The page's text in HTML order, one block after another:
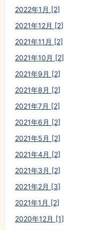
2022年1月 [2]
2021年12月 [2]
2021年11月 [2]
2021年10月 [2]
2021年9月 [2]
2021年8月 [2]
2021年7月 [2]
2021年6月 [2]
2021年5月 [2]
2021年4月 [2]
2021年3月 [2]
2021年2月 [3]
2021年1月 [2]
2020年12月 [1]